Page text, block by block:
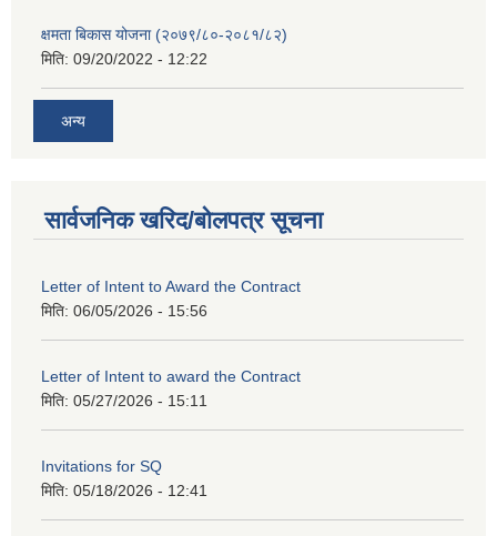
क्षमता बिकास योजना (२०७९/८०-२०८१/८२)
मिति: 09/20/2022 - 12:22
अन्य
सार्वजनिक खरिद/बोलपत्र सूचना
Letter of Intent to Award the Contract
मिति: 06/05/2026 - 15:56
Letter of Intent to award the Contract
मिति: 05/27/2026 - 15:11
Invitations for SQ
मिति: 05/18/2026 - 12:41